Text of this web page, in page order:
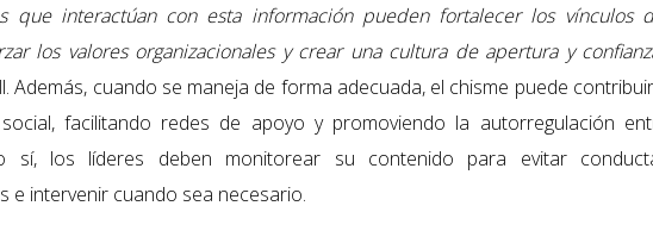
que interactúan con esta información pueden fortalecer los vínculos
los valores organizacionales y crear una cultura de apertura y
Además, cuando se maneja de forma adecuada, el chisme puede
facilitando redes de apoyo y promoviendo la autorregulación
sí, los líderes deben monitorear su contenido para evitar
e intervenir cuando sea necesario.